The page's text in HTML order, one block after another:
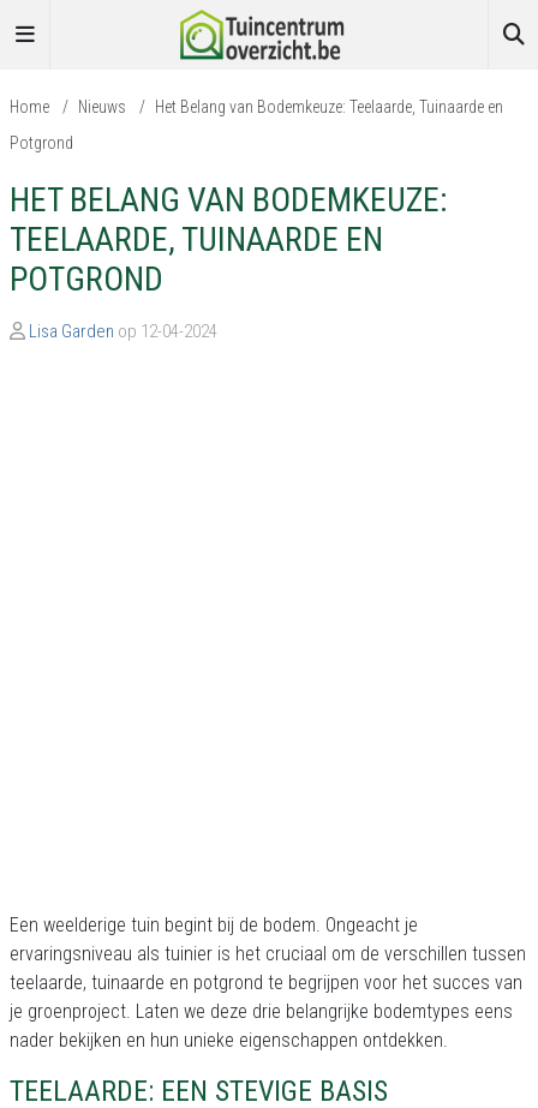
Home / Nieuws / Het Belang van Bodemkeuze: Teelaarde, Tuinaarde en
Potgrond
HET BELANG VAN BODEMKEUZE:
TEELAARDE, TUINAARDE EN
POTGROND
Lisa Garden op 12-04-2024
Een weelderige tuin begint bij de bodem. Ongeacht je
ervaringsniveau als tuinier is het cruciaal om de verschillen tussen
teelaarde, tuinaarde en potgrond te begrijpen voor het succes van
je groenproject. Laten we deze drie belangrijke bodemtypes eens
nader bekijken en hun unieke eigenschappen ontdekken.
TEELAARDE: EEN STEVIGE BASIS